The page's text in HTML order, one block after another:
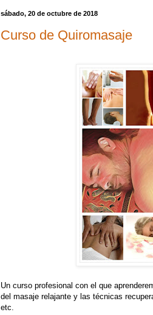
sábado, 20 de octubre de 2018
Curso de Quiromasaje
Un curso profesional con el que
del masaje relajante y las técnicas
etc.